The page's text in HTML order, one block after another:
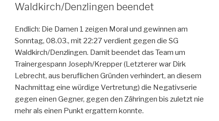
Waldkirch/Denzlingen beendet
Endlich: Die Damen 1 zeigen Moral und gewinnen am
Sonntag, 08.03., mit 22:27 verdient gegen die SG
Waldkirch/Denzlingen. Damit beendet das Team um
Trainergespann Joseph/Krepper (Letzterer war Dirk
Lebrecht, aus beruflichen Gründen verhindert, an diesem
Nachmittag eine würdige Vertretung) die Negativserie
gegen einen Gegner, gegen den Zähringen bis zuletzt nie
mehr als einen Punkt ergattern konnte.